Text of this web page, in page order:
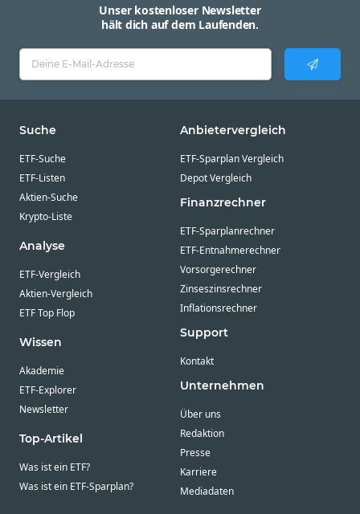
Unser kostenloser Newsletter
hält dich auf dem Laufenden.
Suche
ETF-Suche
ETF-Listen
Aktien-Suche
Krypto-Liste
Analyse
ETF-Vergleich
Aktien-Vergleich
ETF Top Flop
Wissen
Akademie
ETF-Explorer
Newsletter
Top-Artikel
Was ist ein ETF?
Was ist ein ETF-Sparplan?
Anbietervergleich
ETF-Sparplan Vergleich
Depot Vergleich
Finanzrechner
ETF-Sparplanrechner
ETF-Entnahmerechner
Vorsorgerechner
Zinseszinsrechner
Inflationsrechner
Support
Kontakt
Unternehmen
Über uns
Redaktion
Presse
Karriere
Mediadaten